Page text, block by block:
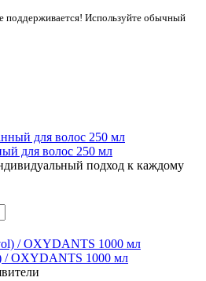
поддерживается! Используйте обычный
для волос 250 мл
подход к каждому
/ OXYDANTS 1000 мл